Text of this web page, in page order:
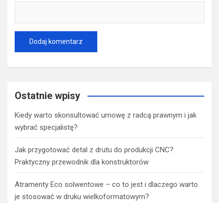
Ostatnie wpisy
Kiedy warto skonsultować umowę z radcą prawnym i jak
wybrać specjalistę?
Jak przygotować detal z drutu do produkcji CNC?
Praktyczny przewodnik dla konstruktorów
Atramenty Eco solwentowe – co to jest i dlaczego warto
je stosować w druku wielkoformatowym?